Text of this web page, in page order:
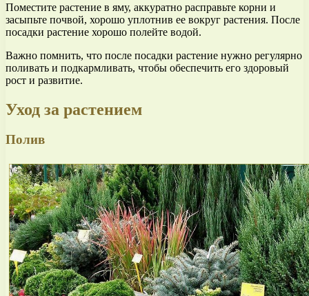
Поместите растение в яму, аккуратно расправьте корни и
засыпьте почвой, хорошо уплотнив ее вокруг растения. После
посадки растение хорошо полейте водой.
Важно помнить, что после посадки растение нужно регулярно
поливать и подкармливать, чтобы обеспечить его здоровый
рост и развитие.
Уход за растением
Полив